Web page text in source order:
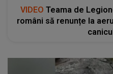
VIDEO Teama de
români să renunțe la